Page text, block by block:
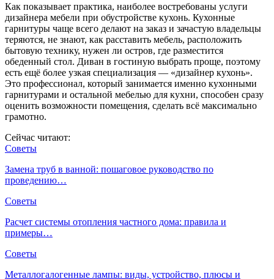
Как показывает практика, наиболее востребованы услуги
дизайнера мебели при обустройстве кухонь. Кухонные
гарнитуры чаще всего делают на заказ и зачастую владельцы
теряются, не знают, как расставить мебель, расположить
бытовую технику, нужен ли остров, где разместится
обеденный стол. Диван в гостиную выбрать проще, поэтому
есть ещё более узкая специализация — «дизайнер кухонь».
Это профессионал, который занимается именно кухонными
гарнитурами и остальной мебелью для кухни, способен сразу
оценить возможности помещения, сделать всё максимально
грамотно.
Сейчас читают:
Советы
Замена труб в ванной: пошаговое руководство по
проведению…
Советы
Расчет системы отопления частного дома: правила и
примеры…
Советы
Металлогалогенные лампы: виды, устройство, плюсы и